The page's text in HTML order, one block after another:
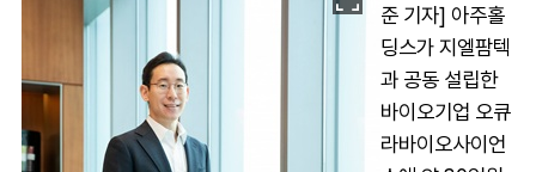
준 기자] 아주홀
딩스가 지엘팜텍
과 공동 설립한
바이오기업 오큐
라바이오사이언